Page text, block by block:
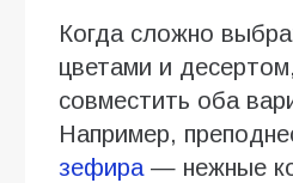
Когда сложно
цветами и
совместить оба
Например,
зефира— нежные